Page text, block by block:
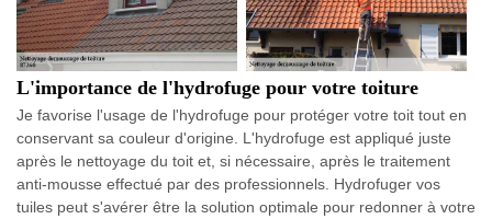
L'importance de l'hydrofuge pour votre toiture
Je favorise l'usage de l'hydrofuge pour protéger votre toit tout en
conservant sa couleur d'origine. L'hydrofuge est appliqué juste
après le nettoyage du toit et, si nécessaire, après le traitement
anti-mousse effectué par des professionnels. Hydrofuger vos
tuiles peut s'avérer être la solution optimale pour redonner à votre